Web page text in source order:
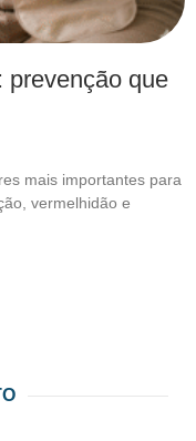
prevenção que
mais importantes para
vermelhidão e